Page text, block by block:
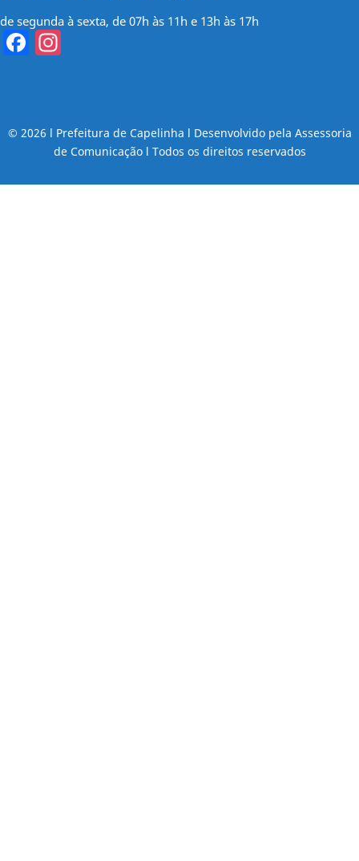
de segunda à sexta, de 07h às 11h e 13h às 17h
Facebook
© 2026 l Prefeitura de Capelinha l Desenvolvido pela Assessoria
de Comunicação l Todos os direitos reservados